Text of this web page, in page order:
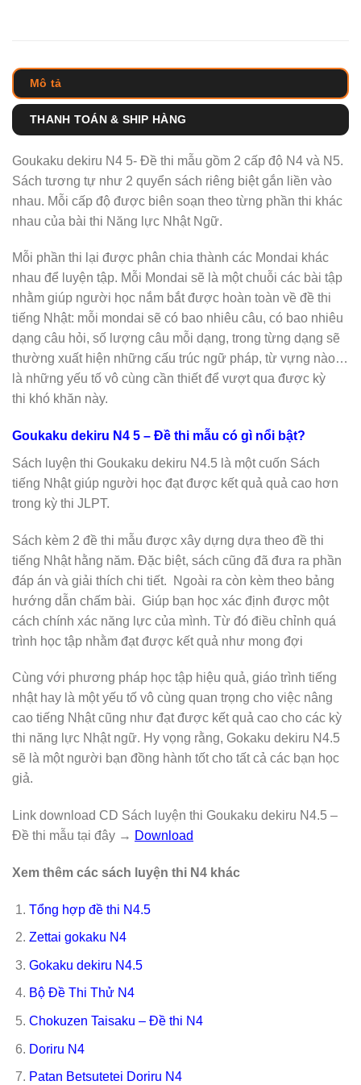
Mô tả
THANH TOÁN & SHIP HÀNG
Goukaku dekiru N4 5- Đề thi mẫu gồm 2 cấp độ N4 và N5.
Sách tương tự như 2 quyển sách riêng biệt gắn liền vào
nhau. Mỗi cấp độ được biên soạn theo từng phần thi khác
nhau của bài thi Năng lực Nhật Ngữ.
Mỗi phần thi lại được phân chia thành các Mondai khác
nhau để luyện tập. Mỗi Mondai sẽ là một chuỗi các bài tập
nhằm giúp người học nắm bắt được hoàn toàn về đề thi
tiếng Nhật: mỗi mondai sẽ có bao nhiêu câu, có bao nhiêu
dạng câu hỏi, số lượng câu mỗi dạng, trong từng dạng sẽ
thường xuất hiện những cấu trúc ngữ pháp, từ vựng nào…
là những yếu tố vô cùng cần thiết để vượt qua được kỳ
thi khó khăn này.
Goukaku dekiru N4 5 – Đề thi mẫu có gì nổi bật?
Sách luyện thi Goukaku dekiru N4.5 là một cuốn Sách
tiếng Nhật giúp người học đạt được kết quả quả cao hơn
trong kỳ thi JLPT.
Sách kèm 2 đề thi mẫu được xây dựng dựa theo đề thi
tiếng Nhật hằng năm. Đặc biệt, sách cũng đã đưa ra phần
đáp án và giải thích chi tiết. Ngoài ra còn kèm theo bảng
hướng dẫn chấm bài. Giúp bạn học xác định được một
cách chính xác năng lực của mình. Từ đó điều chỉnh quá
trình học tập nhằm đạt được kết quả như mong đợi
Cùng với phương pháp học tập hiệu quả, giáo trình tiếng
nhật hay là một yếu tố vô cùng quan trọng cho việc nâng
cao tiếng Nhật cũng như đạt được kết quả cao cho các kỳ
thi năng lực Nhật ngữ. Hy vọng rằng, Gokaku dekiru N4.5
sẽ là một người bạn đồng hành tốt cho tất cả các bạn học
giả.
Link download CD Sách luyện thi Goukaku dekiru N4.5 –
Đề thi mẫu tại đây → Download
Xem thêm các sách luyện thi N4 khác
Tổng hợp đề thi N4.5
Zettai gokaku N4
Gokaku dekiru N4.5
Bộ Đề Thi Thử N4
Chokuzen Taisaku – Đề thi N4
Doriru N4
Patan Betsutetei Doriru N4